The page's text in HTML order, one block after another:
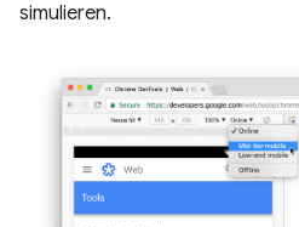
simulieren.